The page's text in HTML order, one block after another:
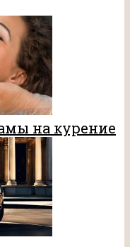
на курение